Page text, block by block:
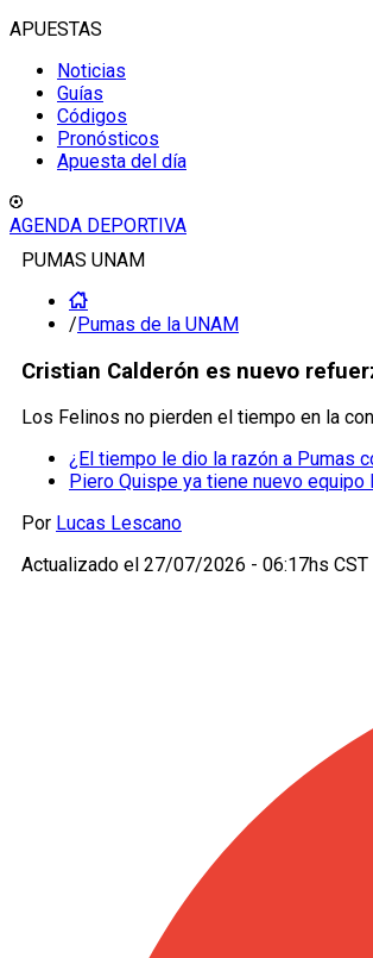
APUESTAS
Noticias
Guías
Códigos
Pronósticos
Apuesta del día
AGENDA DEPORTIVA
PUMAS UNAM
/Pumas de la UNAM
Cristian Calderón es nuevo
Los Felinos no pierden el tiempo en la
¿El tiempo le dio la razón a Pumas
Piero Quispe ya tiene nuevo
Por Lucas Lescano
Actualizado el 27/07/2026 - 06:17hs CST